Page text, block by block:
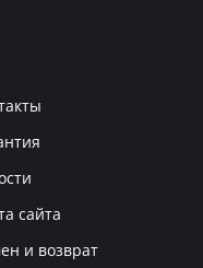
сайта
и возврат